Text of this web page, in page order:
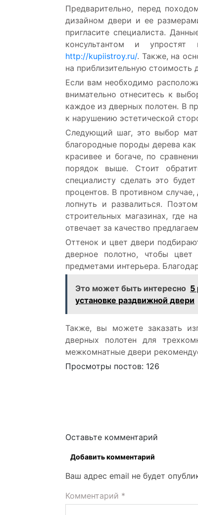
Предварительно, перед
дизайном двери и ее
пригласите специалиста.
консультантом и
http://kupiistroy.ru/. Также, на
на приблизительную стоимость
Если вам необходимо
внимательно отнеситесь к
каждое из дверных полотен. В
к нарушению эстетической
Следующий шаг, это выбор
благородные породы дерева
красивее и богаче, по
порядок выше. Стоит
специалисту сделать это
процентов. В противном
лопнуть и развалиться.
строительных магазинах, где
отвечает за качество
Оттенок и цвет двери
дверное полотно, чтобы
предметами интерьера.
Это может быть интересно 5
установке раздвижной двери
Также, вы можете заказать
дверных полотен для
межкомнатные двери
Просмотры постов: 126
Оставьте комментарий
Добавить комментарий
Ваш адрес email не будет
Комментарий *